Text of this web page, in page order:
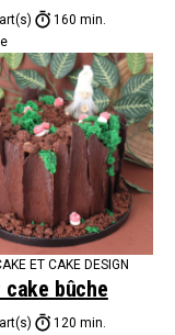
160 min.
ET CAKE DESIGN
cake bûche
120 min.